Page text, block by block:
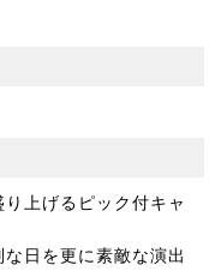
上げるピック付キャ
日を更に素敵な演出